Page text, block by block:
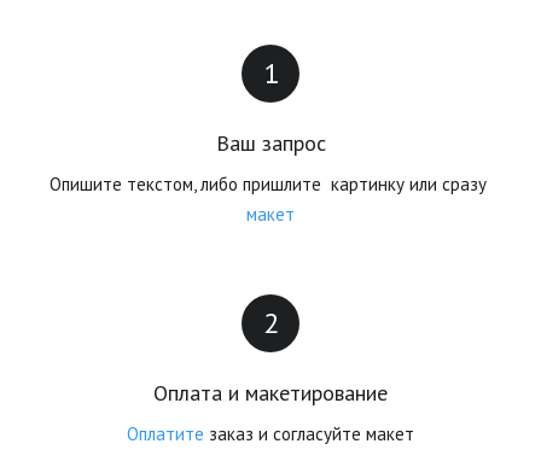
Ваш запрос
макет
Оплата и макетирование
Оплатите заказ и согласуйте макет